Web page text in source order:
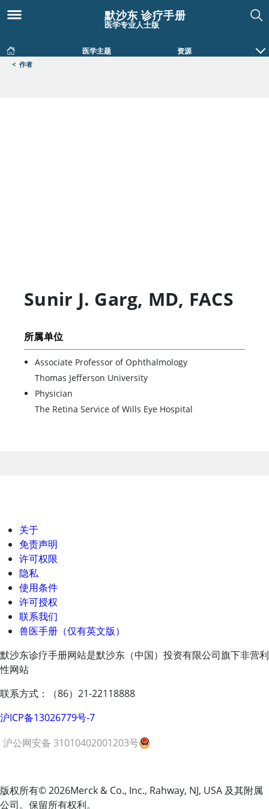
默沙东 诊疗手册
医学专业人士版
医学主题 资源
< 作者
Sunir J. Garg, MD, FACS
所属单位
Associate Professor of Ophthalmology
Thomas Jefferson University
Physician
The Retina Service of Wills Eye Hospital
关于
免责声明
许可权限
隐私
使用条件
许可授权
联系我们
兽医手册（仅有英文版）
默沙东诊疗手册网站是默沙东（中国）投资有限公司旗下非营利
性网站
联系方式：（86）21-22118888
沪ICP备13026779号-7
沪公网安备 31010402001203号
版权所有© 2026Merck & Co., Inc., Rahway, NJ, USA 及其附属
公司。保留所有权利。